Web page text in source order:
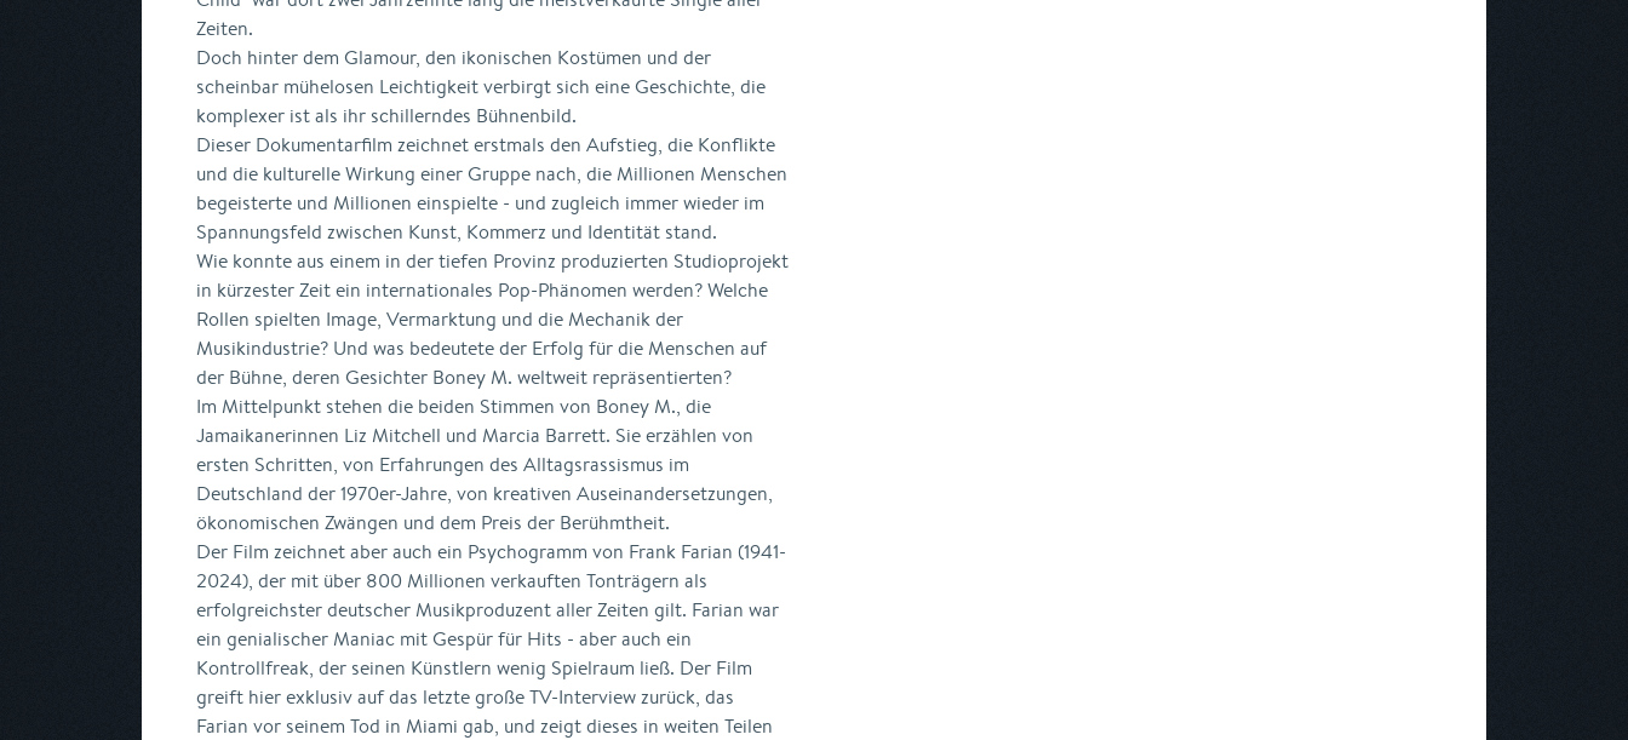
Zeiten.
Doch hinter dem Glamour, den ikonischen Kostümen und der
scheinbar mühelosen Leichtigkeit verbirgt sich eine Geschichte, die
komplexer ist als ihr schillerndes Bühnenbild.
Dieser Dokumentarfilm zeichnet erstmals den Aufstieg, die Konflikte
und die kulturelle Wirkung einer Gruppe nach, die Millionen Menschen
begeisterte und Millionen einspielte - und zugleich immer wieder im
Spannungsfeld zwischen Kunst, Kommerz und Identität stand.
Wie konnte aus einem in der tiefen Provinz produzierten Studioprojekt
in kürzester Zeit ein internationales Pop-Phänomen werden? Welche
Rollen spielten Image, Vermarktung und die Mechanik der
Musikindustrie? Und was bedeutete der Erfolg für die Menschen auf
der Bühne, deren Gesichter Boney M. weltweit repräsentierten?
Im Mittelpunkt stehen die beiden Stimmen von Boney M., die
Jamaikanerinnen Liz Mitchell und Marcia Barrett. Sie erzählen von
ersten Schritten, von Erfahrungen des Alltagsrassismus im
Deutschland der 1970er-Jahre, von kreativen Auseinandersetzungen,
ökonomischen Zwängen und dem Preis der Berühmtheit.
Der Film zeichnet aber auch ein Psychogramm von Frank Farian (1941-
2024), der mit über 800 Millionen verkauften Tonträgern als
erfolgreichster deutscher Musikproduzent aller Zeiten gilt. Farian war
ein genialischer Maniac mit Gespür für Hits - aber auch ein
Kontrollfreak, der seinen Künstlern wenig Spielraum ließ. Der Film
greift hier exklusiv auf das letzte große TV-Interview zurück, das
Farian vor seinem Tod in Miami gab, und zeigt dieses in weiten Teilen